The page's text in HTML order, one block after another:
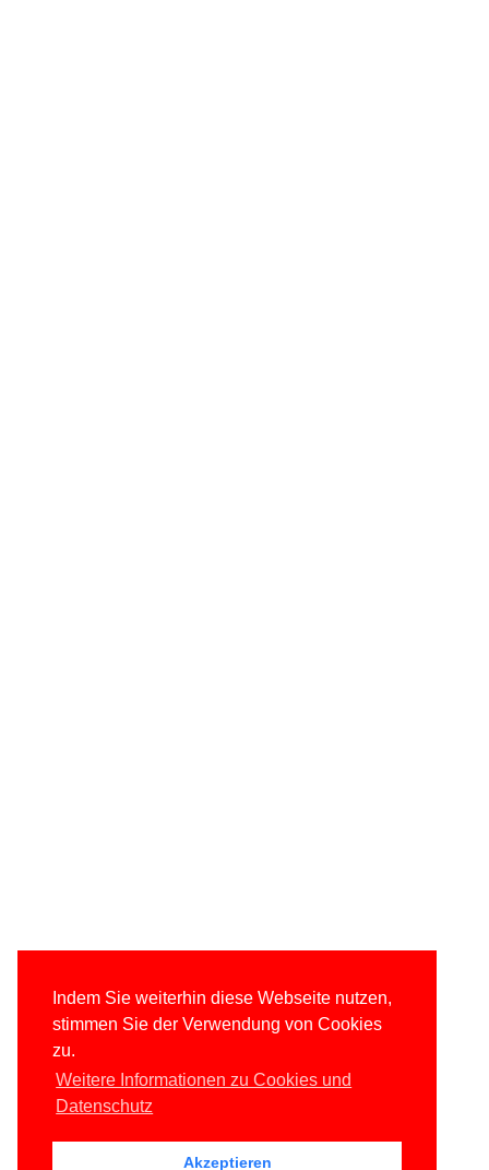
Indem Sie weiterhin diese Webseite nutzen,
stimmen Sie der Verwendung von Cookies
zu.
Weitere Informationen zu Cookies und
Datenschutz
Akzeptieren